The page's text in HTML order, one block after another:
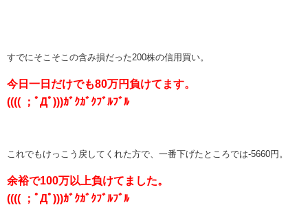
すでにそこそこの含み損だった200株の信用買い。
今日一日だけでも80万円負けてます。
(((( ；ﾟДﾟ)))ｶﾞｸｶﾞｸﾌﾞﾙﾌﾞﾙ
これでもけっこう戻してくれた方で、一番下げたところでは-5660円。
余裕で100万以上負けてました。
(((( ；ﾟДﾟ)))ｶﾞｸｶﾞｸﾌﾞﾙﾌﾞﾙ